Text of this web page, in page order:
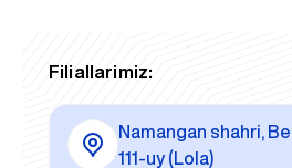
Filiallarimiz:
Namangan shahri,
111-uy (Lola)